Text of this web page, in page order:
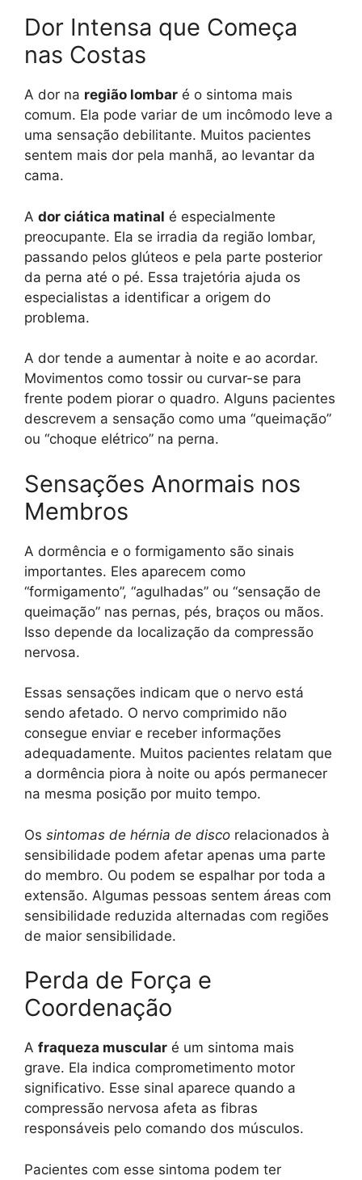
Dor Intensa que Começa
nas Costas
A dor na região lombar é o sintoma mais
comum. Ela pode variar de um incômodo leve a
uma sensação debilitante. Muitos pacientes
sentem mais dor pela manhã, ao levantar da
cama.
A dor ciática matinal é especialmente
preocupante. Ela se irradia da região lombar,
passando pelos glúteos e pela parte posterior
da perna até o pé. Essa trajetória ajuda os
especialistas a identificar a origem do
problema.
A dor tende a aumentar à noite e ao acordar.
Movimentos como tossir ou curvar-se para
frente podem piorar o quadro. Alguns pacientes
descrevem a sensação como uma “queimação”
ou “choque elétrico” na perna.
Sensações Anormais nos
Membros
A dormência e o formigamento são sinais
importantes. Eles aparecem como
“formigamento”, “agulhadas” ou “sensação de
queimação” nas pernas, pés, braços ou mãos.
Isso depende da localização da compressão
nervosa.
Essas sensações indicam que o nervo está
sendo afetado. O nervo comprimido não
consegue enviar e receber informações
adequadamente. Muitos pacientes relatam que
a dormência piora à noite ou após permanecer
na mesma posição por muito tempo.
Os sintomas de hérnia de disco relacionados à
sensibilidade podem afetar apenas uma parte
do membro. Ou podem se espalhar por toda a
extensão. Algumas pessoas sentem áreas com
sensibilidade reduzida alternadas com regiões
de maior sensibilidade.
Perda de Força e
Coordenação
A fraqueza muscular é um sintoma mais
grave. Ela indica comprometimento motor
significativo. Esse sinal aparece quando a
compressão nervosa afeta as fibras
responsáveis pelo comando dos músculos.
Pacientes com esse sintoma podem ter